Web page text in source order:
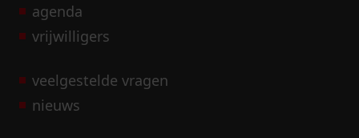
agenda
vrijwilligers
veelgestelde vragen
nieuws